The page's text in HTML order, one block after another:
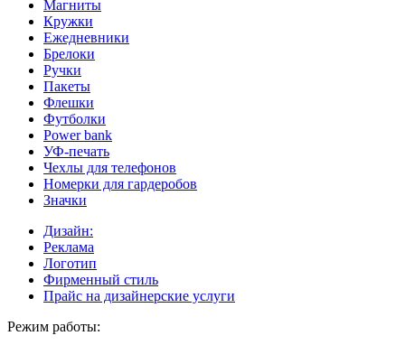
Магниты
Кружки
Ежедневники
Брелоки
Ручки
Пакеты
Флешки
Футболки
Power bank
УФ-печать
Чехлы для телефонов
Номерки для гардеробов
Значки
Дизайн:
Реклама
Логотип
Фирменный стиль
Прайс на дизайнерские услуги
Режим работы: